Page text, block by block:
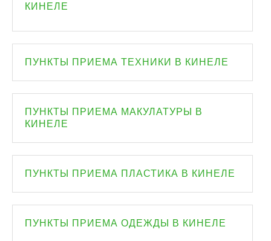
КИНЕЛЕ
ПУНКТЫ ПРИЕМА ТЕХНИКИ В КИНЕЛЕ
ПУНКТЫ ПРИЕМА МАКУЛАТУРЫ В
КИНЕЛЕ
ПУНКТЫ ПРИЕМА ПЛАСТИКА В КИНЕЛЕ
ПУНКТЫ ПРИЕМА ОДЕЖДЫ В КИНЕЛЕ